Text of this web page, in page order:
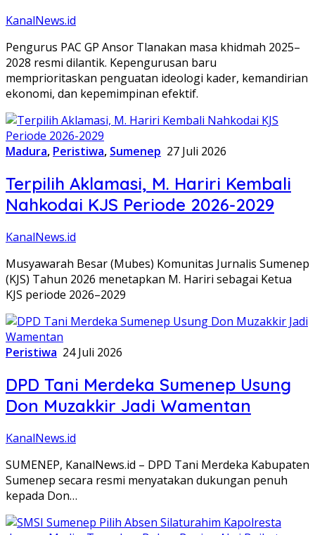
KanalNews.id
Pengurus PAC GP Ansor Tlanakan masa khidmah 2025–
2028 resmi dilantik. Kepengurusan baru
memprioritaskan penguatan ideologi kader, kemandirian
ekonomi, dan kepemimpinan efektif.
Madura, Peristiwa, Sumenep 27 Juli 2026
Terpilih Aklamasi, M. Hariri Kembali
Nahkodai KJS Periode 2026-2029
KanalNews.id
Musyawarah Besar (Mubes) Komunitas Jurnalis Sumenep
(KJS) Tahun 2026 menetapkan M. Hariri sebagai Ketua
KJS periode 2026–2029
Peristiwa 24 Juli 2026
DPD Tani Merdeka Sumenep Usung
Don Muzakkir Jadi Wamentan
KanalNews.id
SUMENEP, KanalNews.id – DPD Tani Merdeka Kabupaten
Sumenep secara resmi menyatakan dukungan penuh
kepada Don…